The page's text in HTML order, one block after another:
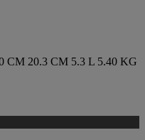
CM 20.3 CM 5.3 L 5.40 KG